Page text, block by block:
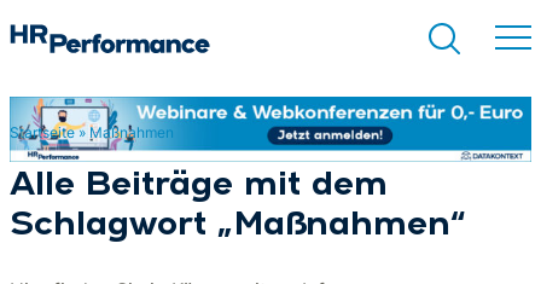
Suchen
Startseite» Maßnahmen
Alle Beiträge mit dem
Schlagwort „Maßnahmen“